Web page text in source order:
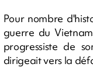
Pour nombre
guerre du
progressiste de
dirigeait vers la